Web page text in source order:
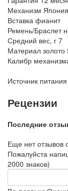
Механизм
Вставка фианит
Ремень/Браслет
Средний вес, г 7
Материал золото
Калибр
Источник питания
Рецензии
Последние
Еще нет отзывов
Пожалуйста
2000 знаков)